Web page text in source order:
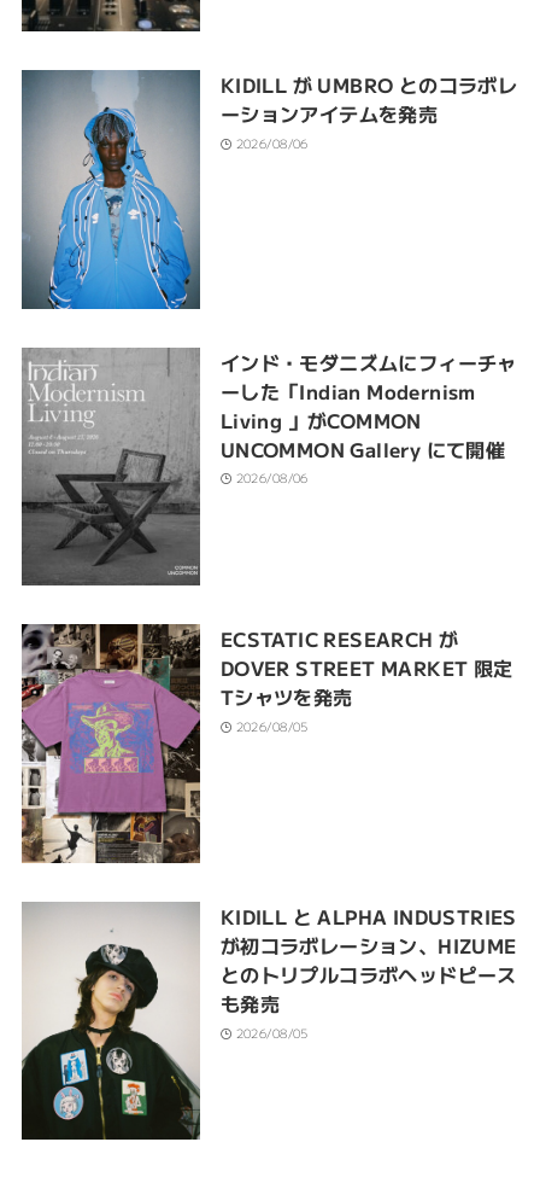
KIDILL が UMBRO とのコラボレ
ーションアイテムを発売
2026/08/06
インド・モダニズムにフィーチャ
ーした「Indian Modernism
Living 」がCOMMON
UNCOMMON Gallery にて開催
2026/08/06
ECSTATIC RESEARCH が
DOVER STREET MARKET 限定
Tシャツを発売
2026/08/05
KIDILL と ALPHA INDUSTRIES
が初コラボレーション、HIZUME
とのトリプルコラボヘッドピース
も発売
2026/08/05